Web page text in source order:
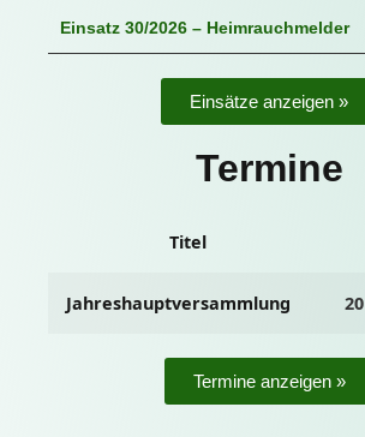
Einsatz 30/2026 – Heimrauchmelder
Einsätze anzeigen »
Termine
Titel
Jahreshauptversammlung
Termine anzeigen »